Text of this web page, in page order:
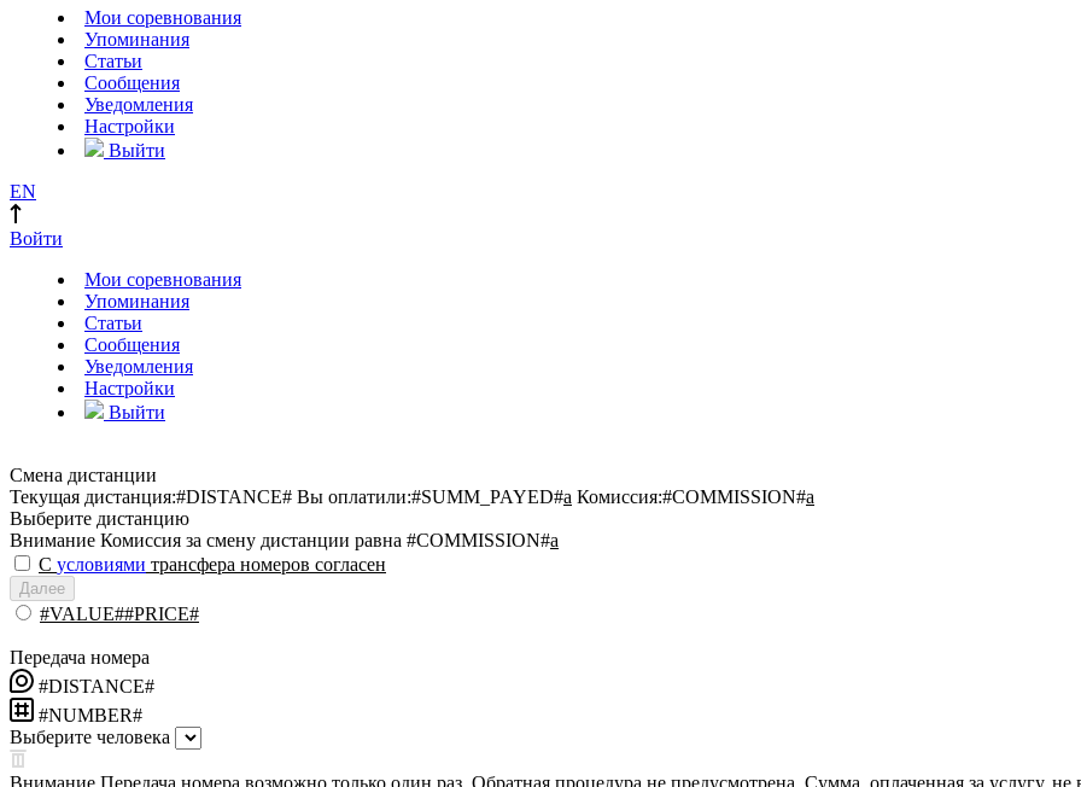
Мои соревнования
Упоминания
Статьи
Сообщения
Уведомления
Настройки
Выйти
EN
Войти
Мои соревнования
Упоминания
Статьи
Сообщения
Уведомления
Настройки
Выйти
Смена дистанции
Текущая дистанция:#DISTANCE# Вы оплатили:#SUMM_PAYED#a Комиссия:#COMMISSION#a
Выберите дистанцию
Внимание Комиссия за смену дистанции равна #COMMISSION#a
С условиями трансфера номеров согласен
Далее
#VALUE##PRICE#
Передача номера
#DISTANCE#
#NUMBER#
Выберите человека
Внимание Передача номера возможно только один раз. Обратная процедура не предусмотрена. Сумма, оплаченная за услугу, не